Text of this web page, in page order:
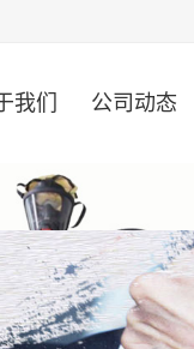
我们 公司动态